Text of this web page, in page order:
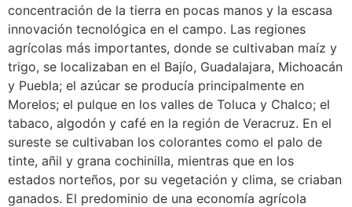
concentración de la tierra en pocas manos y la escasa
innovación tecnológica en el campo. Las regiones
agrícolas más importantes, donde se cultivaban maíz y
trigo, se localizaban en el Bajío, Guadalajara, Michoacán
y Puebla; el azúcar se producía principalmente en
Morelos; el pulque en los valles de Toluca y Chalco; el
tabaco, algodón y café en la región de Veracruz. En el
sureste se cultivaban los colorantes como el palo de
tinte, añil y grana cochinilla, mientras que en los
estados norteños, por su vegetación y clima, se criaban
ganados. El predominio de una economía agrícola